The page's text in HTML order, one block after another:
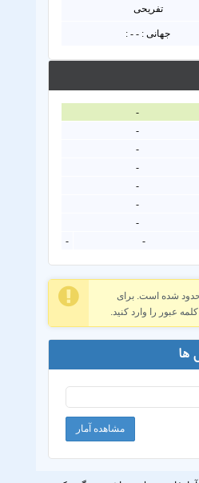
تفریحی
جهانی : - - :
-
-
-
-
-
-
-
-
-
شده است. برای
عبور را وارد کنید.
ها